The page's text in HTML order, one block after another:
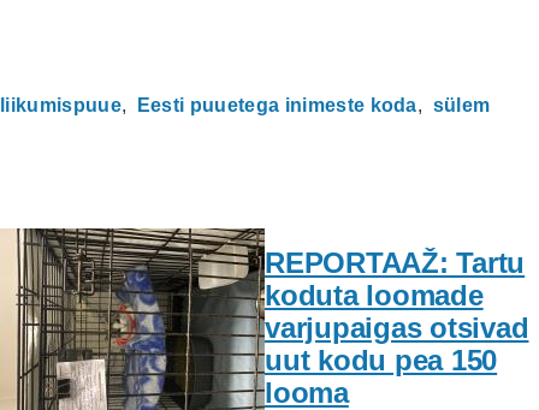
liikumispuue Eesti puuetega inimeste koda sülem
REPORTAAŽ: Tartu
koduta loomade
varjupaigas otsivad
uut kodu pea 150
looma